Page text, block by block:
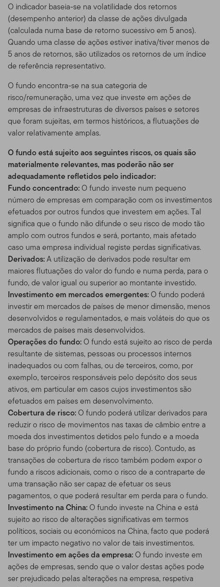
O indicador baseia-se na volatilidade dos retornos
(desempenho anterior) da classe de ações divulgada
(calculada numa base de retorno sucessivo em 5 anos).
Quando uma classe de ações estiver inativa/tiver menos de
5 anos de retornos, são utilizados os retornos de um índice
de referência representativo.
O fundo encontra-se na sua categoria de
risco/remuneração, uma vez que investe em ações de
empresas de infraestruturas de diversos países e setores
que foram sujeitas, em termos históricos, a flutuações de
valor relativamente amplas.
O fundo está sujeito aos seguintes riscos, os quais são
materialmente relevantes, mas poderão não ser
adequadamente refletidos pelo indicador:
Fundo concentrado:O fundo investe num pequeno
número de empresas em comparação com os investimentos
efetuados por outros fundos que investem em ações. Tal
significa que o fundo não difunde o seu risco de modo tão
amplo com outros fundos e será, portanto, mais afetado
caso uma empresa individual registe perdas significativas.
Derivados:A utilização de derivados pode resultar em
maiores flutuações do valor do fundo e numa perda, para o
fundo, de valor igual ou superior ao montante investido.
Investimento em mercados emergentes:O fundo poderá
investir em mercados de países de menor dimensão, menos
desenvolvidos e regulamentados, e mais voláteis do que os
mercados de países mais desenvolvidos.
Operações do fundo:O fundo está sujeito ao risco de perda
resultante de sistemas, pessoas ou processos internos
inadequados ou com falhas, ou de terceiros, como, por
exemplo, terceiros responsáveis pelo depósito dos seus
ativos, em particular em casos cujos investimentos são
efetuados em países em desenvolvimento.
Cobertura de risco:O fundo poderá utilizar derivados para
reduzir o risco de movimentos nas taxas de câmbio entre a
moeda dos investimentos detidos pelo fundo e a moeda
base do próprio fundo (cobertura de risco). Contudo, as
transações de cobertura de risco também podem expor o
fundo a riscos adicionais, como o risco de a contraparte de
uma transação não ser capaz de efetuar os seus
pagamentos, o que poderá resultar em perda para o fundo.
Investimento na China:O fundo investe na China e está
sujeito ao risco de alterações significativas em termos
políticos, sociais ou económicos na China, facto que poderá
ter um impacto negativo no valor de tais investimentos.
Investimento em ações da empresa:O fundo investe em
ações de empresas, sendo que o valor destas ações pode
ser prejudicado pelas alterações na empresa, respetiva